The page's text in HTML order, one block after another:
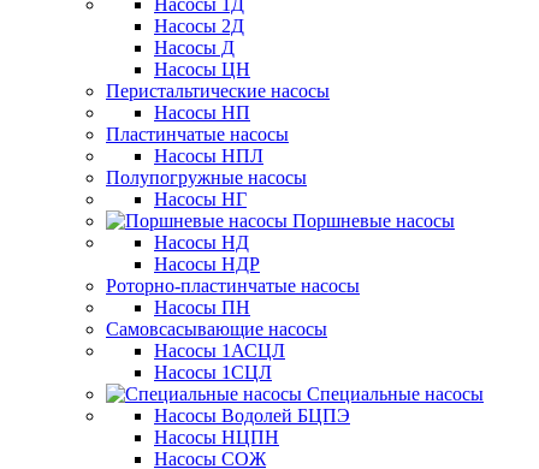
Насосы 1Д
Насосы 2Д
Насосы Д
Насосы ЦН
Перистальтические насосы
Насосы НП
Пластинчатые насосы
Насосы НПЛ
Полупогружные насосы
Насосы НГ
Поршневые насосы
Насосы НД
Насосы НДР
Роторно-пластинчатые насосы
Насосы ПН
Самовсасывающие насосы
Насосы 1АСЦЛ
Насосы 1СЦЛ
Специальные насосы
Насосы Водолей БЦПЭ
Насосы НЦПН
Насосы СОЖ